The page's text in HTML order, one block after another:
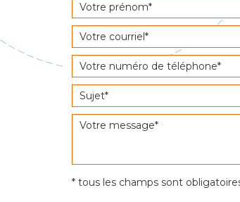
* tous les champs sont